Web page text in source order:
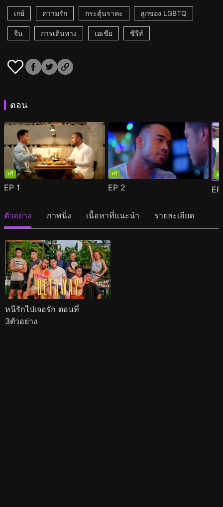
เกย์
ความรัก กระตุ้นราคะ ลูกของ LGBTQ
จีน การเดินทาง เอเชีย ซีรีส์
ตอน
ฟรี
EP 1
ฟรี
EP 2
ฟรี
ตัวอย่าง ภาพนิ่ง เนื้อหาที่แนะนำ รายละเอียด
หนีรักไปเจอรัก ตอนที่
3ตัวอย่าง